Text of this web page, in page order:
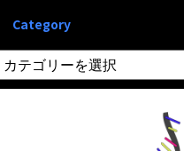
Category